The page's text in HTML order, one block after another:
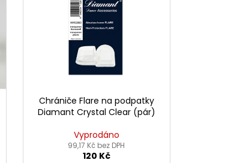
Chrániče Flare na podpatky
Diamant Crystal Clear (pár)
Vyprodáno
99,17 Kč bez DPH
120 Kč